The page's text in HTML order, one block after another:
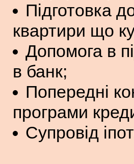
Підготовка
квартири що
Допомога в
в банк;
Попередні
програми
Супровід